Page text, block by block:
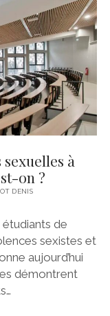
à
on ?
DENIS
étudiants de
sexistes et
aujourd’hui
démontrent